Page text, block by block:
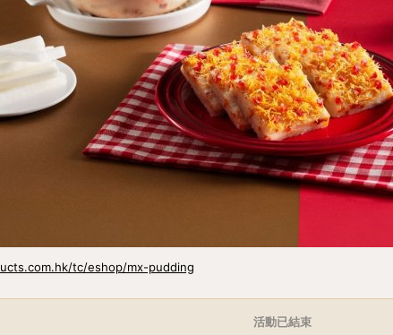
tc/eshop/mx-pudding
活動已結束